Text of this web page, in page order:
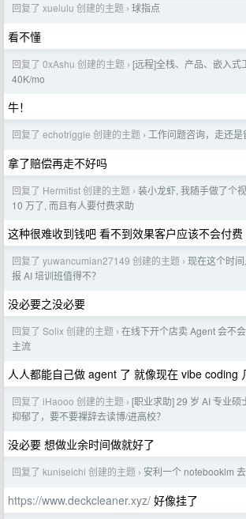
回复了 xuelulu 创建的主题 › 球指点
看不懂
回复了 0xAshu 创建的主题 › [远程]全栈、产品、嵌入式
40K/mo
牛！
回复了 echotriggle 创建的主题 › 工作问题咨询，走还是
拿了赔偿再走不好吗
回复了 Hermitist 创建的主题 › 装小龙虾, 我随手做了个
10 万了, 而且有人要付费求助
这种很难收到钱吧 看不到效果客户应该不会付费
回复了 yuwancumian27149 创建的主题 › 现在这个时
报 AI 培训班值得不？
没必要之没必要
回复了 Solix 创建的主题 › 在线下开个店卖 Agent 会不
主流
人人都能自己做 agent 了 就像现在 vibe coding
回复了 iHaooo 创建的主题 › [职业求助] 29 岁 AI 专业硕
抑郁了，要不要裸辞去读博/进高校？
没必要 想做业余时间做就好了
回复了 kuniseichi 创建的主题 › 安利一个 notebooklm
https://www.deckcleaner.xyz/ 好像挂了